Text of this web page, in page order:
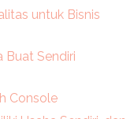
untuk Bisnis
Buat Sendiri
Console